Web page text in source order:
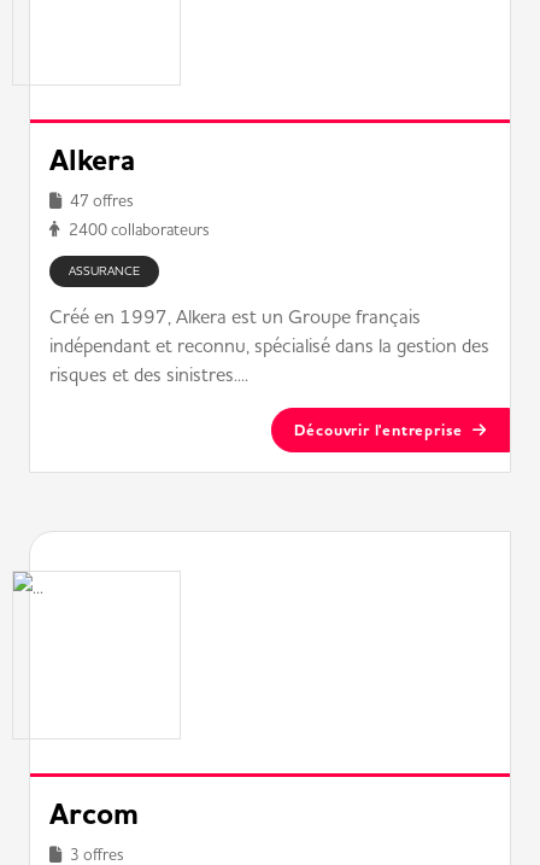
Alkera
47 offres
2400 collaborateurs
ASSURANCE
Créé en 1997, Alkera est un Groupe français
indépendant et reconnu, spécialisé dans la gestion des
risques et des sinistres....
Découvrir l'entreprise
Arcom
3 offres